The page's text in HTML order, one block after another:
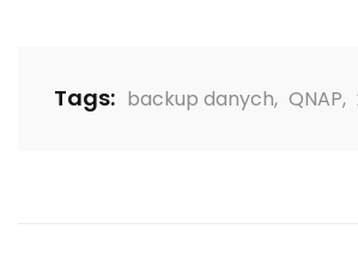
Tags: backup danych, QNAP,